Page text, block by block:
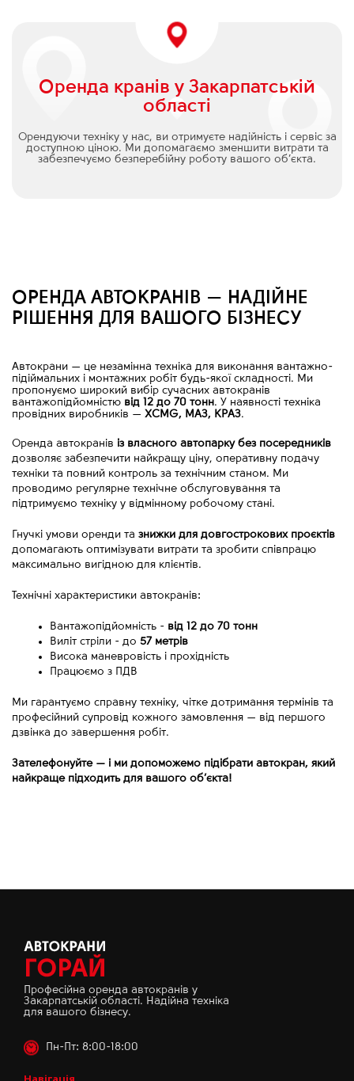
Оренда кранів у Закарпатській
області
Орендуючи техніку у нас, ви отримуєте надійність і сервіс за
доступною ціною. Ми допомагаємо зменшити витрати та
забезпечуємо безперебійну роботу вашого об’єкта.
ОРЕНДА АВТОКРАНІВ — НАДІЙНЕ
РІШЕННЯ ДЛЯ ВАШОГО БІЗНЕСУ
Автокрани — це незамінна техніка для виконання вантажно-
підіймальних і монтажних робіт будь-якої складності. Ми
пропонуємо широкий вибір сучасних автокранів
вантажопідйомністю від 12 до 70 тонн. У наявності техніка
провідних виробників — XCMG, МАЗ, КРАЗ.
Оренда автокранів із власного автопарку без посередників
дозволяє забезпечити найкращу ціну, оперативну подачу
техніки та повний контроль за технічним станом. Ми
проводимо регулярне технічне обслуговування та
підтримуємо техніку у відмінному робочому стані.
Гнучкі умови оренди та знижки для довгострокових проєктів
допомагають оптимізувати витрати та зробити співпрацю
максимально вигідною для клієнтів.
Технічні характеристики автокранів:
Вантажопідйомність - від 12 до 70 тонн
Виліт стріли - до 57 метрів
Висока маневровість і прохідність
Працюємо з ПДВ
Ми гарантуємо справну техніку, чітке дотримання термінів та
професійний супровід кожного замовлення — від першого
дзвінка до завершення робіт.
Зателефонуйте — і ми допоможемо підібрати автокран, який
найкраще підходить для вашого об’єкта!
Професійна оренда автокранів у
Закарпатській області. Надійна техніка
для вашого бізнесу.
Пн-Пт: 8:00-18:00